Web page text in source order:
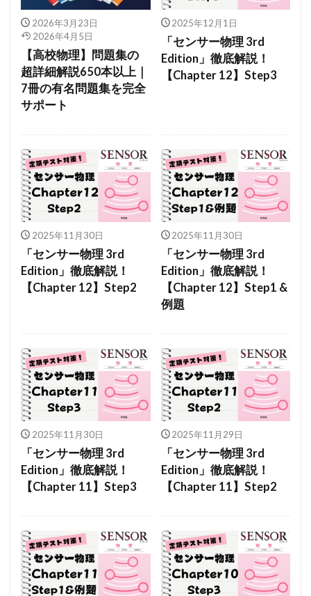
2026年3月23日
2026年4月5日
【高校物理】問題集の
超詳細解説650本以上｜
7冊の有名問題集を完全
サポート
2025年12月1日
「センサー物理 3rd
Edition」徹底解説！
【Chapter 12】Step3
2025年11月30日
「センサー物理 3rd
Edition」徹底解説！
【Chapter 12】Step2
2025年11月30日
「センサー物理 3rd
Edition」徹底解説！
【Chapter 12】Step1 &
例題
2025年11月30日
「センサー物理 3rd
Edition」徹底解説！
【Chapter 11】Step3
2025年11月29日
「センサー物理 3rd
Edition」徹底解説！
【Chapter 11】Step2